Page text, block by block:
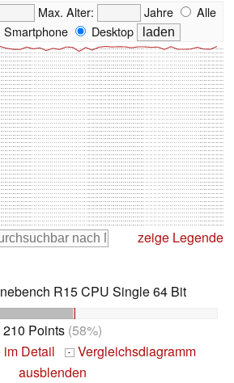
Max. Alter: Jahre
Alle
Smartphone Desktop
zeige Legende
R15 CPU Single 64 Bit
210 Points (58%)
Detail - Vergleichsdiagramm
ausblenden